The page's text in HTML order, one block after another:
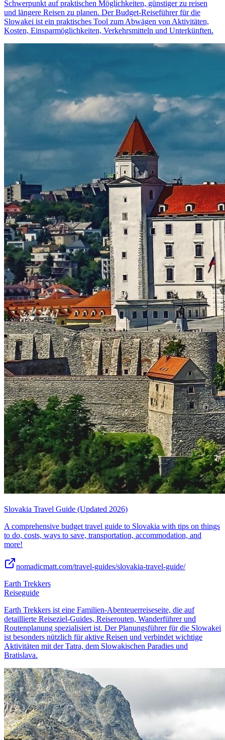
Schwerpunkt auf praktischen Möglichkeiten, günstiger zu reisen
und längere Reisen zu planen. Der Budget-Reiseführer für die
Slowakei ist ein praktisches Tool zum Abwägen von Aktivitäten,
Kosten, Einsparmöglichkeiten, Verkehrsmitteln und Unterkünften.
Slovakia Travel Guide (Updated 2026)
A comprehensive budget travel guide to Slovakia with tips on things
to do, costs, ways to save, transportation, accommodation, and
more!
nomadicmatt.com/travel-guides/slovakia-travel-guide/
Earth Trekkers
Reiseguide
Earth Trekkers ist eine Familien-Abenteuerreiseseite, die auf
detaillierte Reiseziel-Guides, Reiserouten, Wanderführer und
Routenplanung spezialisiert ist. Der Planungsführer für die Slowakei
ist besonders nützlich für aktive Reisen und verbindet wichtige
Aktivitäten mit der Tatra, dem Slowakischen Paradies und
Bratislava.